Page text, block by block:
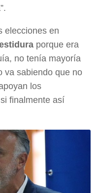
elecciones en
porque era
no tenía mayoría
va sabiendo que no
los
finalmente así